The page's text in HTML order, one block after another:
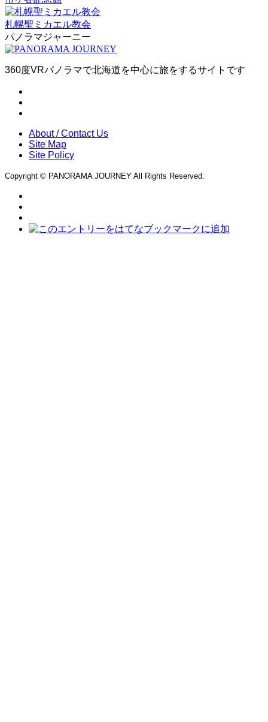
札幌聖ミカエル教会
パノラマジャーニー
360度VRパノラマで北海道を中心に旅をするサイトです
About / Contact Us
Site Map
Site Policy
Copyright © PANORAMA JOURNEY All Rights Reserved.